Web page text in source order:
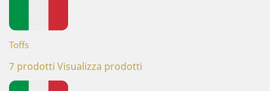
Toffs
7 prodotti Visualizza prodotti